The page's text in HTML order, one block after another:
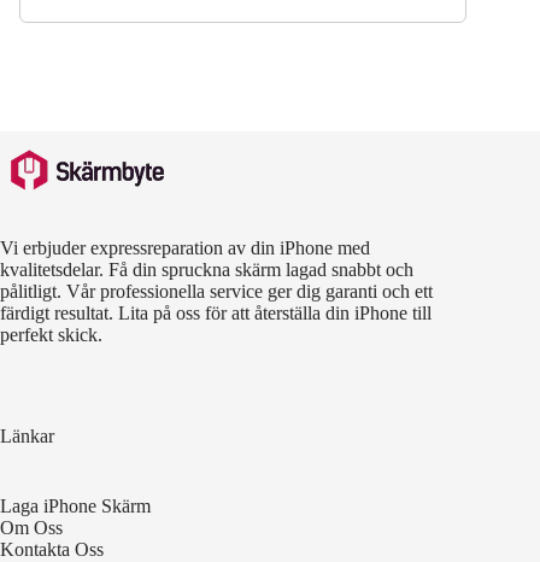
Vi erbjuder expressreparation av din iPhone med
kvalitetsdelar. Få din spruckna skärm lagad snabbt och
pålitligt. Vår professionella service ger dig garanti och ett
färdigt resultat. Lita på oss för att återställa din iPhone till
perfekt skick.
Länkar
Laga iPhone Skärm
Om Oss
Kontakta Oss